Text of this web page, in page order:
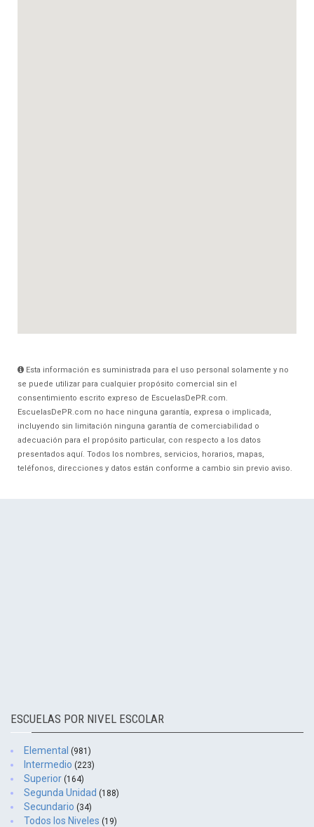
Esta información es suministrada para el uso personal solamente y no
se puede utilizar para cualquier propósito comercial sin el
consentimiento escrito expreso de EscuelasDePR.com.
EscuelasDePR.com no hace ninguna garantía, expresa o implicada,
incluyendo sin limitación ninguna garantía de comerciabilidad o
adecuación para el propósito particular, con respecto a los datos
presentados aquí. Todos los nombres, servicios, horarios, mapas,
teléfonos, direcciones y datos están conforme a cambio sin previo aviso.
ESCUELAS POR NIVEL ESCOLAR
Elemental (981)
Intermedio (223)
Superior (164)
Segunda Unidad (188)
Secundario (34)
Todos los Niveles (19)